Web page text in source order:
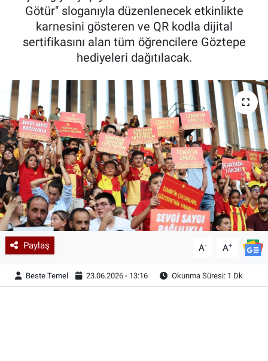
Götür" sloganıyla düzenlenecek etkinlikte
karnesini gösteren ve QR kodla dijital
sertifikasını alan tüm öğrencilere Göztepe
hediyeleri dağıtılacak.
Paylaş A- A+
Beste Temel 23.06.2026 - 13:16 Okunma Süresi: 1 Dk
Haber Arşivi